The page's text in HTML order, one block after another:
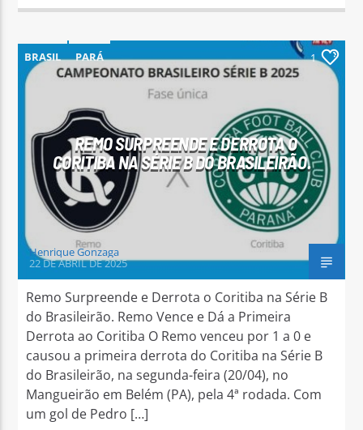
BRASIL PARÁ 1
REMO SURPREENDE E DERROTA O
CORITIBA NA SÉRIE B DO BRASILEIRÃO.
Henrique Gonzaga
22 DE ABRIL DE 2025
Remo Surpreende e Derrota o Coritiba na Série B
do Brasileirão. Remo Vence e Dá a Primeira
Derrota ao Coritiba O Remo venceu por 1 a 0 e
causou a primeira derrota do Coritiba na Série B
do Brasileirão, na segunda-feira (20/04), no
Mangueirão em Belém (PA), pela 4ª rodada. Com
um gol de Pedro […]